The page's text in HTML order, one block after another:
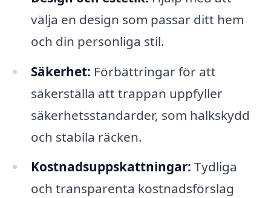
välja en design som passar ditt hem
och din personliga stil.
Säkerhet: Förbättringar för att
säkerställa att trappan uppfyller
säkerhetsstandarder, som halkskydd
och stabila räcken.
Kostnadsuppskattningar: Tydliga
och transparenta kostnadsförslag